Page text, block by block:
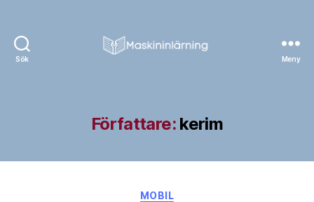
Sök Meny
Författare: kerim
Kategorier
MOBIL